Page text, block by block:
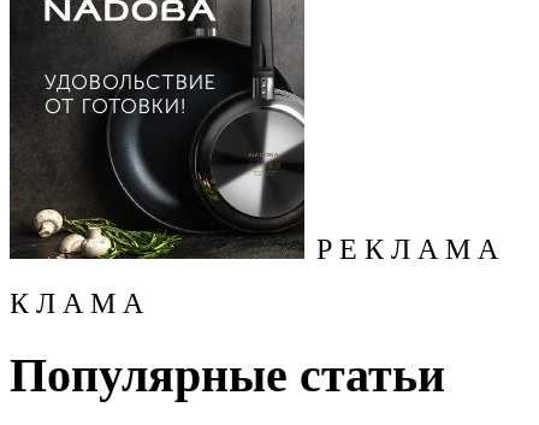
Р Е К Л А М А
К Л А М А
Популярные статьи